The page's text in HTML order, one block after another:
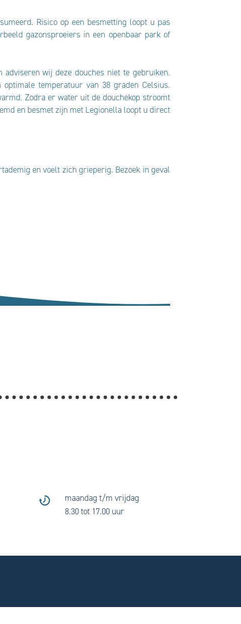
Risico op een besmetting loopt u pas
gazonsproeiers in een openbaar park of
wij deze douches niet te gebruiken.
temperatuur van 38 graden Celsius.
Zodra er water uit de douchekop stroomt
en besmet zijn met Legionella loopt u direct
en voelt zich grieperig. Bezoek in geval
maandag t/m vrijdag
8.30 tot 17.00 uur